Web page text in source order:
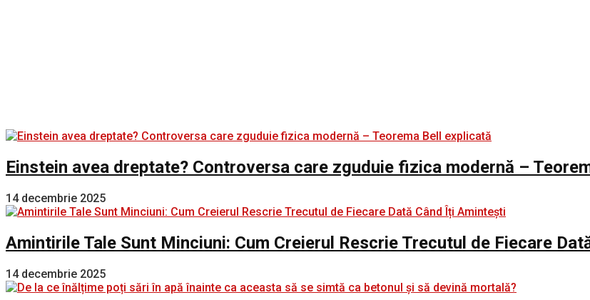
Einstein avea dreptate? Controversa care zguduie fizica modernă –
14 decembrie 2025
Amintirile Tale Sunt Minciuni: Cum Creierul Rescrie Trecutul de Fiecare
14 decembrie 2025